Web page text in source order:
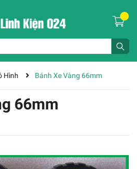
Hình Bánh Xe Vàng 66mm
66mm